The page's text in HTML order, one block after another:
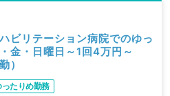
ビリテーション病院でのゆっ
金・日曜日～1回4万円～
）
ったりめ勤務